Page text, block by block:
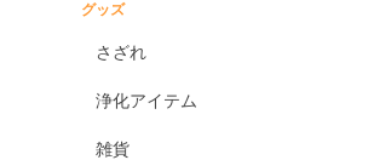
グッズ
さざれ
浄化アイテム
雑貨